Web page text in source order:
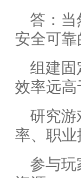
答：
安全可靠
组建固
效率远高
研究游
率、职
参与